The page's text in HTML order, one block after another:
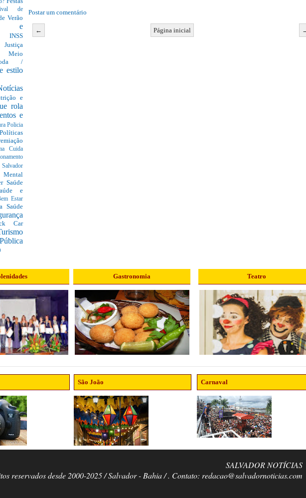
de
Verão
e
INSS
Justiça
Meio
/
estilo
e
rola
e
Policia
Políticas
Cuida
Mental
Saúde
e
Estar
Saúde
Car
Postar um comentário
← Página inicial
Gastronomia Teatro
São João Carnaval
SALVADOR NOTÍCIAS
reservados desde 2000-2025 / Salvador - Bahia / . Contato: redacao@salvadornoticias.com